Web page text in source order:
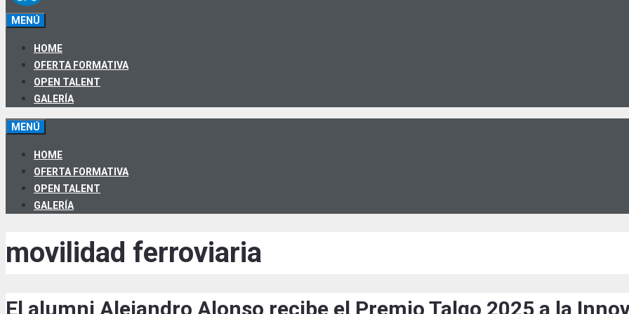
MENÚ
HOME
OFERTA FORMATIVA
OPEN TALENT
GALERÍA
MENÚ
HOME
OFERTA FORMATIVA
OPEN TALENT
GALERÍA
movilidad ferroviaria
El alumni Alejandro Alonso recibe el Premio Talgo 2025 a la